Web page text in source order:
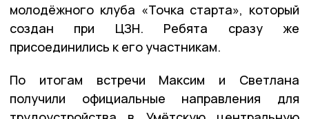
молодёжного клуба «Точка старта», который
создан при ЦЗН. Ребята сразу же
присоединились к его участникам.
По итогам встречи Максим и Светлана
получили официальные направления для